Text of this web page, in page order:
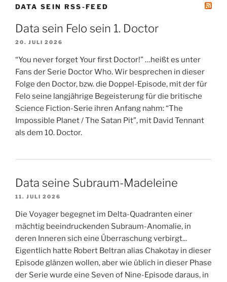
DATA SEIN RSS-FEED
Data sein Felo sein 1. Doctor
20. JULI 2026
“You never forget Your first Doctor!” …heißt es unter
Fans der Serie Doctor Who. Wir besprechen in dieser
Folge den Doctor, bzw. die Doppel-Episode, mit der für
Felo seine langjährige Begeisterung für die britische
Science Fiction-Serie ihren Anfang nahm: “The
Impossible Planet / The Satan Pit”, mit David Tennant
als dem 10. Doctor.
Data seine Subraum-Madeleine
11. JULI 2026
Die Voyager begegnet im Delta-Quadranten einer
mächtig beeindruckenden Subraum-Anomalie, in
deren Inneren sich eine Überraschung verbirgt...
Eigentlich hatte Robert Beltran alias Chakotay in dieser
Episode glänzen wollen, aber wie üblich in dieser Phase
der Serie wurde eine Seven of Nine-Episode daraus, in